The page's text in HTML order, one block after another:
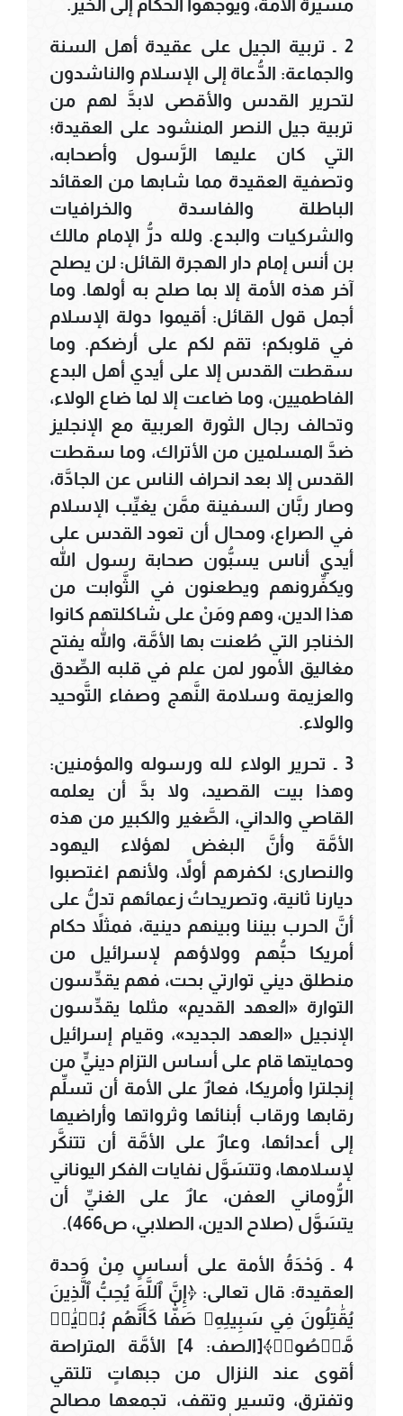
مسيرة الأمة، ويوجهوا الحكَّام إلى الخير.
2 ـ تربية الجيل على عقيدة أهل السنة
والجماعة: الدُّعاة إلى الإسلام والناشدون
لتحرير القدس والأقصى لابدَّ لهم من
تربية جيل النصر المنشود على العقيدة؛
التي كان عليها الرَّسول وأصحابه،
وتصفية العقيدة مما شابها من العقائد
الباطلة والفاسدة والخرافيات
والشركيات والبدع. ولله درُّ الإمام مالك
بن أنس إمام دار الهجرة القائل: لن يصلح
آخر هذه الأمة إلا بما صلح به أولها. وما
أجمل قول القائل: أقيموا دولة الإسلام
في قلوبكم؛ تقم لكم على أرضكم. وما
سقطت القدس إلا على أيدي أهل البدع
الفاطميين، وما ضاعت إلا لما ضاع الولاء،
وتحالف رجال الثورة العربية مع الإنجليز
ضدَّ المسلمين من الأتراك، وما سقطت
القدس إلا بعد انحراف الناس عن الجادَّة،
وصار ربَّان السفينة ممَّن يغيِّب الإسلام
في الصراع، ومحال أن تعود القدس على
أيدي أناس يسبُّون صحابة رسول الله
ويكفِّرونهم ويطعنون في الثَّوابت من
هذا الدين، وهم ومَنْ على شاكلتهم كانوا
الخناجر التي طُعنت بها الأمَّة، والله يفتح
مغاليق الأمور لمن علم في قلبه الصِّدق
والعزيمة وسلامة النَّهج وصفاء التَّوحيد
والولاء.
3 ـ تحرير الولاء لله ورسوله والمؤمنين:
وهذا بيت القصيد، ولا بدَّ أن يعلمه
القاصي والداني، الصَّغير والكبير من هذه
الأمَّة وأنَّ البغض لهؤلاء اليهود
والنصارى؛ لكفرهم أولاً، ولأنهم اغتصبوا
ديارنا ثانية، وتصريحاتُ زعمائهم تدلُّ على
أنَّ الحرب بيننا وبينهم دينية، فمثلاً حكام
أمريكا حبُّهم وولاؤهم لإسرائيل من
منطلق ديني توارتي بحت، فهم يقدِّسون
التوارة «العهد القديم» مثلما يقدِّسون
الإنجيل «العهد الجديد»، وقيام إسرائيل
وحمايتها قام على أساس التزام دينيٍّ من
إنجلترا وأمريكا، فعارٌ على الأمة أن تسلِّم
رقابها ورقاب أبنائها وثرواتها وأراضيها
إلى أعدائها، وعارٌ على الأمَّة أن تتنكَّر
لإسلامها، وتتسَوَّل نفايات الفكر اليوناني
الرُّوماني العفن، عارٌ على الغنيِّ أن
يتسَوَّل (صلاح الدين، الصلابي، ص466).
4 ـ وَحْدَةُ الأمة على أساسٍ مِنْ وَحدة
العقيدة: قال تعالى: ﴿إِنَّ ٱللَّهَ يُحِبُّ ٱلَّذِينَ
يُقَٰتِلُونَ فِي سَبِيلِهِۦ صَفّٗا كَأَنَّهُم بُنۡيَٰنٞ
مَّرۡصُوصٞ﴾[الصف: 4] الأمَّة المتراصة
أقوى عند النزال من جبهاتٍ تلتقي
وتفترق، وتسير وتقف، تجمعها مصالح